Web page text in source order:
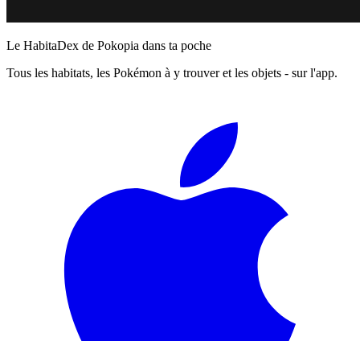
Le HabitaDex de Pokopia dans ta poche
Tous les habitats, les Pokémon à y trouver et les objets - sur l'app.